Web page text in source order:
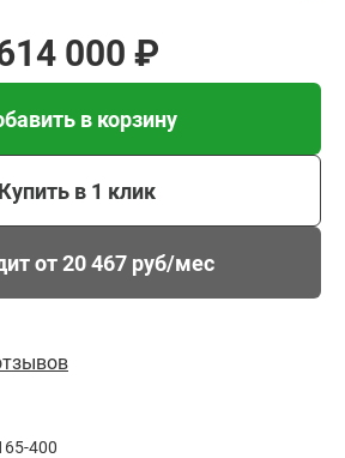
000 ₽
в корзину
Купить в 1 клик
от 20 467 руб/мес
400